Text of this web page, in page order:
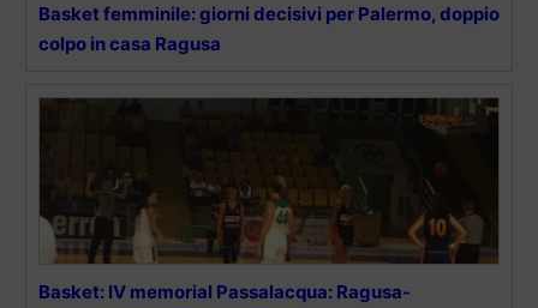
Basket femminile: giorni decisivi per Palermo, doppio
colpo in casa Ragusa
Basket: IV memorial Passalacqua: Ragusa-